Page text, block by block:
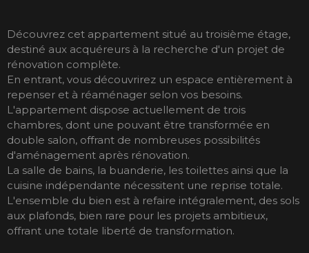
Découvrez cet appartement situé au troisième étage,
destiné aux acquéreurs à la recherche d'un projet de
rénovation complète.
En entrant, vous découvrirez un espace entièrement à
repenser et à réaménager selon vos besoins.
L'appartement dispose actuellement de trois
chambres, dont une pouvant être transformée en
double salon, offrant de nombreuses possibilités
d'aménagement après rénovation.
La salle de bains, la buanderie, les toilettes ainsi que la
cuisine indépendante nécessitent une reprise totale.
L'ensemble du bien est à refaire intégralement, des sols
aux plafonds, bien rare pour les projets ambitieux,
offrant une totale liberté de transformation.